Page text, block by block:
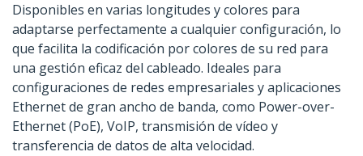
Disponibles en varias longitudes y colores para
adaptarse perfectamente a cualquier configuración, lo
que facilita la codificación por colores de su red para
una gestión eficaz del cableado. Ideales para
configuraciones de redes empresariales y aplicaciones
Ethernet de gran ancho de banda, como Power-over-
Ethernet (PoE), VoIP, transmisión de vídeo y
transferencia de datos de alta velocidad.